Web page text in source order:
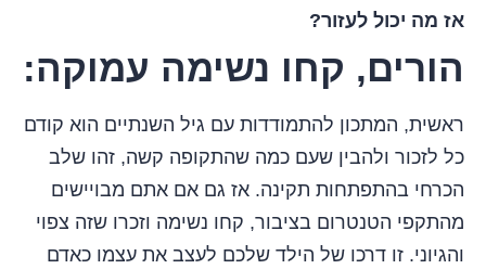
אז מה יכול לעזור?
הורים, קחו נשימה עמוקה:
ראשית, המתכון להתמודדות עם גיל השנתיים הוא קודם
כל לזכור ולהבין שעם כמה שהתקופה קשה, זהו שלב
הכרחי בהתפתחות תקינה. אז גם אם אתם מבויישים
מהתקפי הטנטרום בציבור, קחו נשימה וזכרו שזה צפוי
והגיוני. זו דרכו של הילד שלכם לעצב את עצמו כאדם